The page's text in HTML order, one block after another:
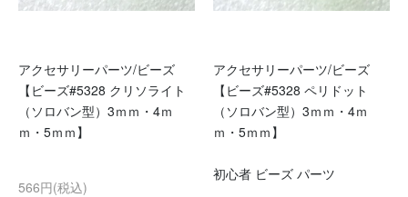
アクセサリーパーツ/ビーズ
【ビーズ#5328 クリソライト
（ソロバン型）3ｍｍ・4ｍ
ｍ・5ｍｍ】
566円(税込)
アクセサリーパーツ/ビーズ
【ビーズ#5328 ペリドット
（ソロバン型）3ｍｍ・4ｍ
ｍ・5ｍｍ】
初心者 ビーズ パーツ